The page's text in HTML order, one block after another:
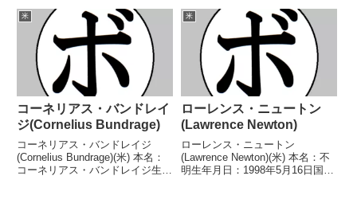
効試合2無判定【獲得タイトル】
米-メイン州ミドル級王座米-マサ
チューセッツ州ミドル級王座...
(31KO)26敗8分1無効試合 【獲得
タイトル】第2代WBA世界ミドル
級王座第2代WBC世...
米
コーネリアス・バンドレイ
ジ(Cornelius Bundrage)
コーネリアス・バンドレイジ
(Cornelius Bundrage)(米) 本名：
コーネリアス・バンドレイジ生年
米
ローレンス・ニュートン
(Lawrence Newton)
ローレンス・ニュートン
(Lawrence Newton)(米) 本名：不
明生年月日：1998年5月16日国